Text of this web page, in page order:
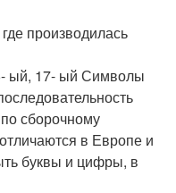
производилась
ый, 17- ый Символы
сборочному
в Европе и
буквы и цифры, в